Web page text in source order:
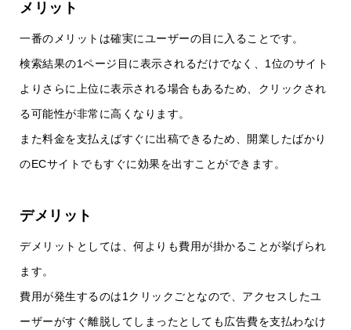
メリット
一番のメリットは確実にユーザーの目に入ることです。
検索結果の1ページ目に表示されるだけでなく、1位のサイト
よりさらに上位に表示される場合もあるため、クリックされ
る可能性が非常に高くなります。
また料金を支払えばすぐに出稿できるため、開業したばかり
のECサイトでもすぐに効果を出すことができます。
デメリット
デメリットとしては、何よりも費用が掛かることが挙げられ
ます。
費用が発生するのは1クリックごとなので、アクセスしたユ
ーザーがすぐ離脱してしまったとしても広告費を支払わなけ